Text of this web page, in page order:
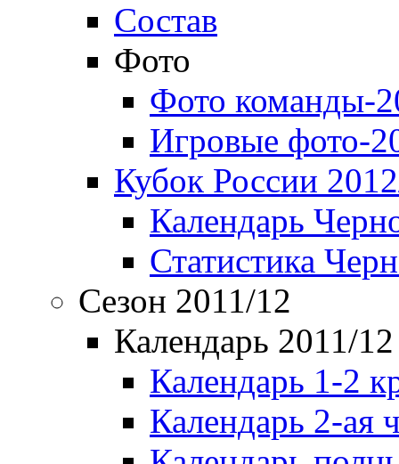
Состав
Фото
Фото команды-
Игровые фото-
Кубок России
Календарь
Статистика
Сезон 2011/12
Календарь 2011/12
Календарь 1-2
Календарь 2-ая